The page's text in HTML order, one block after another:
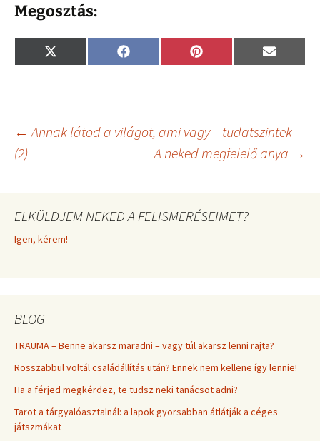
Megosztás:
Share
on
X
(
e
Share
on
F
a
o
k
Share
on
P
i
s
t
Share
on
E
m
Bejegyzés
← Annak látod a világot, ami vagy – tudatszintek
(2)
A neked megfelelő anya →
ELKÜLDJEM NEKED A FELISMERÉSEIMET?
Igen, kérem!
BLOG
TRAUMA – Benne akarsz maradni – vagy túl akarsz lenni rajta?
Rosszabbul voltál családállítás után? Ennek nem kellene így lennie!
Ha a férjed megkérdez, te tudsz neki tanácsot adni?
Tarot a tárgyalóasztalnál: a lapok gyorsabban átlátják a céges
játszmákat